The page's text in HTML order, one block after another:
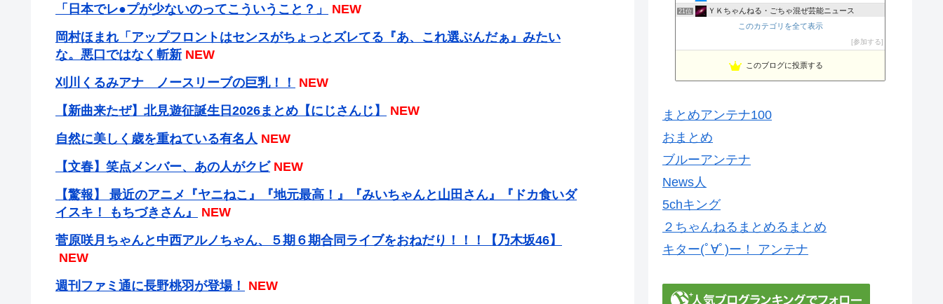
「日本でレ●プが少ないのってこういうこと？」
NEW
岡村ほまれ「アップフロントはセンスがちょっとズレてる『あ、これ選ぶんだぁ』みたい
な。悪口ではなく斬新 NEW
刈川くるみアナ ノースリーブの巨乳！！
NEW
【新曲来たぜ】北見遊征誕生日2026まとめ【にじさんじ】
NEW
自然に美しく歳を重ねている有名人 NEW
【文春】笑点メンバー、あの人がクビ NEW
【驚報】 最近のアニメ『ヤニねこ』『地元最高！』『みいちゃんと山田さん』『ドカ食いダ
イスキ！ もちづきさん』
NEW
菅原咲月ちゃんと中西アルノちゃん、５期６期合同ライブをおねだり！！！【乃木坂46】
NEW
週刊ファミ通に長野桃羽が登場！
NEW
21位 ＹＫちゃんねる・ごちゃ混ぜ芸能ニュース
NEWSOKU BLOG（ニュー速ブログ）
このカテゴリを全て表示
参加する
このブログに投票する
まとめアンテナ100
おまとめ
ブルーアンテナ
News人
5chキング
２ちゃんねるまとめるまとめ
キター(ﾟ∀ﾟ)ー！ アンテナ